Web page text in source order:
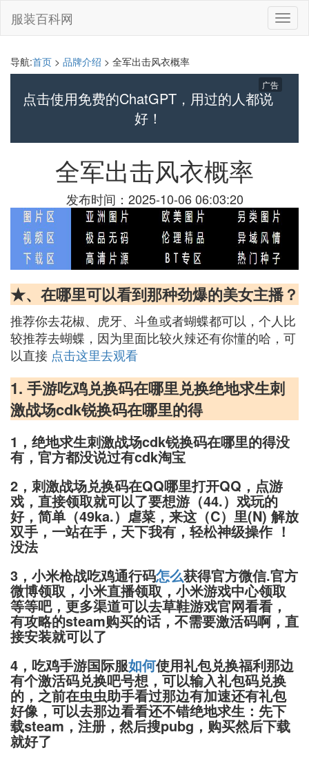
切
换
服装百科网
导航:首页 > 品牌介绍 > 全军出击风衣概率
点击使用免费的ChatGPT，用过的人都说
好！
广告
全军出击风衣概率
发布时间：2025-10-06 06:03:20
★、在哪里可以看到那种劲爆的美女主播？
推荐你去花椒、虎牙、斗鱼或者蝴蝶都可以，个人比
较推荐去蝴蝶，因为里面比较火辣还有你懂的哈，可
以直接 点击这里去观看
1. 手游吃鸡兑换码在哪里兑换绝地求生刺
激战场cdk锐换码在哪里的得
1，绝地求生刺激战场cdk锐换码在哪里的得没
有，官方都没说过有cdk淘宝
2，刺激战场兑换码在QQ哪里打开QQ，点游
戏，直接领取就可以了要想游（44.）戏玩的
好，简单（49ka.）虐菜，来这（C）里(N) 解放
双手，一站在手，天下我有，轻松神级操作 ！
没法
3，小米枪战吃鸡通行码怎么获得官方微信.官方
微博领取，小米直播领取，小米游戏中心领取
等等吧，更多渠道可以去草鞋游戏官网看看，
有攻略的steam购买的话，不需要激活码啊，直
接安装就可以了
4，吃鸡手游国际服如何使用礼包兑换福利那边
有个激活码兑换吧号想，可以输入礼包码兑换
的，之前在虫虫助手看过那边有加速还有礼包
好像，可以去那边看看还不错绝地求生：先下
载steam，注册，然后搜pubg，购买然后下载
就好了